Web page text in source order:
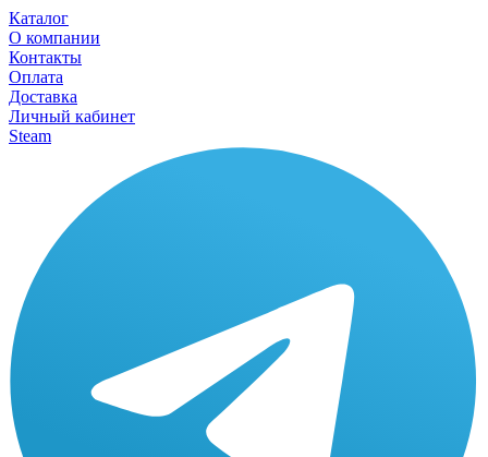
Каталог
О компании
Контакты
Оплата
Доставка
Личный кабинет
Steam